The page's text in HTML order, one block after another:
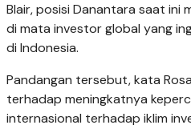
Blair, posisi Danantara saat ini
di mata investor global yang
di Indonesia.
Pandangan tersebut, kata
terhadap meningkatnya
internasional terhadap iklim